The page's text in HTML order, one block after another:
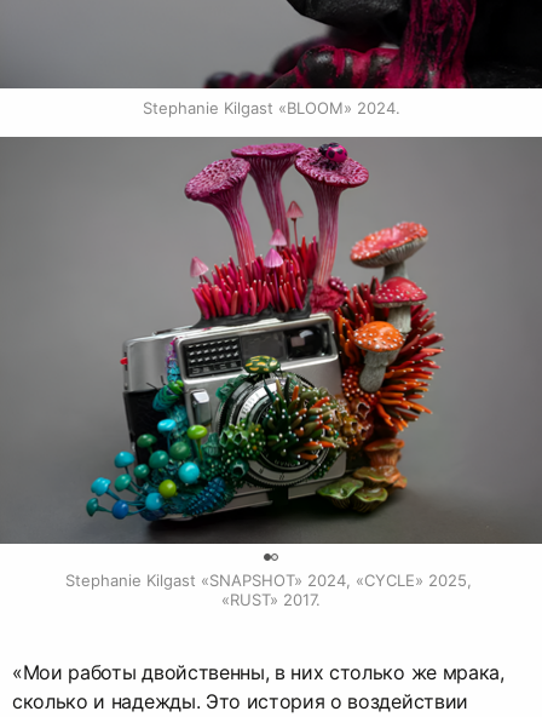
Stephanie Kilgast «BLOOM» 2024.
Stephanie Kilgast «SNAPSHOT» 2024, «CYCLE» 2025,
«RUST» 2017.
«Мои работы двойственны, в них столько же мрака,
сколько и надежды. Это история о воздействии